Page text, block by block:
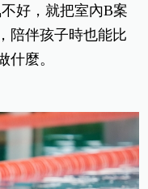
好，就把室內B案
陪伴孩子時也能比
什麼。